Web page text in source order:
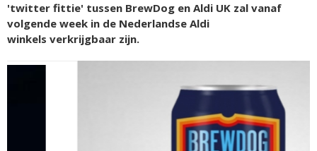
'twitter fittie' tussen BrewDog en Aldi UK zal vanaf
volgende week in de Nederlandse Aldi
winkels verkrijgbaar zijn.